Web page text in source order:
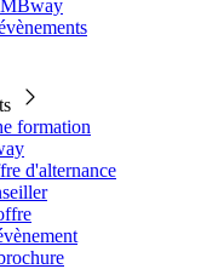
MBway
formation
d'alternance